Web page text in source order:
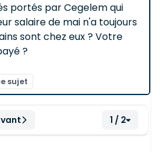
portés par Cegelem qui
salaire de mai n'a toujours
sont chez eux ? Votre
?
sujet
1 / 2